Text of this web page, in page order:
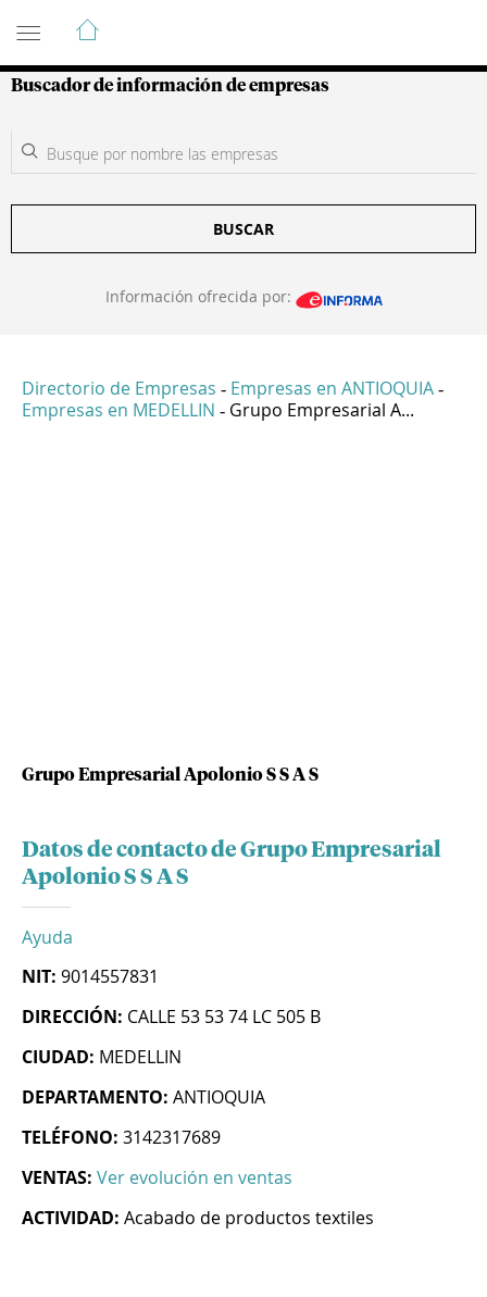
Guía de Empresas Colombianas
Buscador de información de empresas
BUSCAR
Información ofrecida por:
Directorio de Empresas - Empresas en ANTIOQUIA -
Empresas en MEDELLIN - Grupo Empresarial A...
Grupo Empresarial Apolonio S S A S
Datos de contacto de Grupo Empresarial
Apolonio S S A S
Ayuda
NIT: 9014557831
DIRECCIÓN: CALLE 53 53 74 LC 505 B
CIUDAD: MEDELLIN
DEPARTAMENTO: ANTIOQUIA
TELÉFONO: 3142317689
VENTAS: Ver evolución en ventas
ACTIVIDAD: Acabado de productos textiles